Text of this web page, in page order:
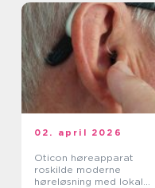
02. april 2026
Oticon høreapparat
roskilde moderne
høreløsning med lokal